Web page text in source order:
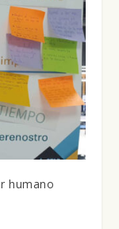
humano